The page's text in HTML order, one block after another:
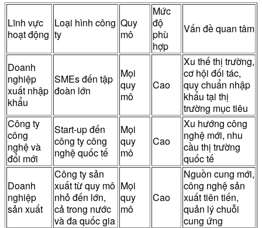
Lĩnh vực
hoạt động
Loại hình công
ty
Quy
mô
Mức
độ
phù
hợp
Vấn đề quan tâm
Doanh
nghiệp
xuất nhập
khẩu
SMEs đến tập
đoàn lớn
Mọi
quy
mô
Cao
Xu thế thị trường,
cơ hội đối tác,
quy chuẩn nhập
khẩu tại thị
trường mục tiêu
Công ty
công
nghệ và
đổi mới
Start-up đến
công ty công
nghệ quốc tế
Mọi
quy
mô
Cao
Xu hướng công
nghệ mới, nhu
cầu thị trường
quốc tế
Doanh
nghiệp
sản xuất
Công ty sản
xuất từ quy mô
nhỏ đến lớn,
cả trong nước
và đa quốc gia
Mọi
quy
mô
Cao
Nguồn cung mới,
công nghệ sản
xuất tiên tiến,
quản lý chuỗi
cung ứng